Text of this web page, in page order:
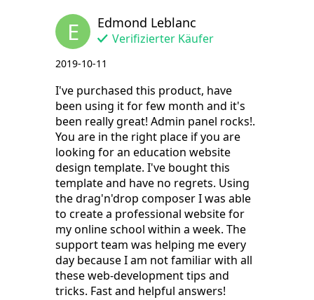
E Edmond Leblanc
Verifizierter Käufer
2019-10-11
I've purchased this product, have
been using it for few month and it's
been really great! Admin panel rocks!.
You are in the right place if you are
looking for an education website
design template. I've bought this
template and have no regrets. Using
the drag'n'drop composer I was able
to create a professional website for
my online school within a week. The
support team was helping me every
day because I am not familiar with all
these web-development tips and
tricks. Fast and helpful answers!